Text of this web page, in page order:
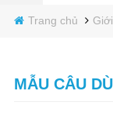
Trang chủ
MẪU CÂU